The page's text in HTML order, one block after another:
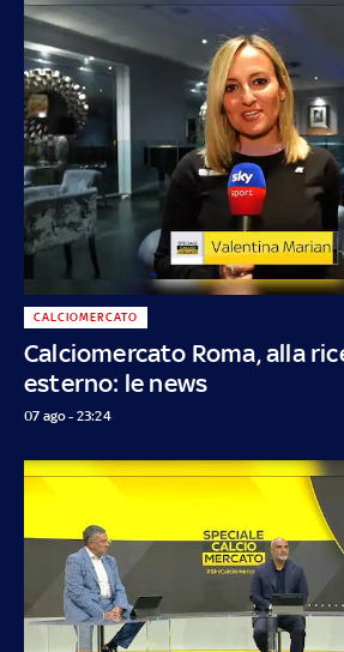
Calciomercato Roma, alla
esterno: le news
CALCIOMERCATO
07 ago - 23:24